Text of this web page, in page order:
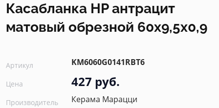
Касабланка HP антрацит
матовый обрезной 60x9,5x0,9
Артикул KM6060G0141RBT6
Цена 427 руб.
Производитель Керама Марацци